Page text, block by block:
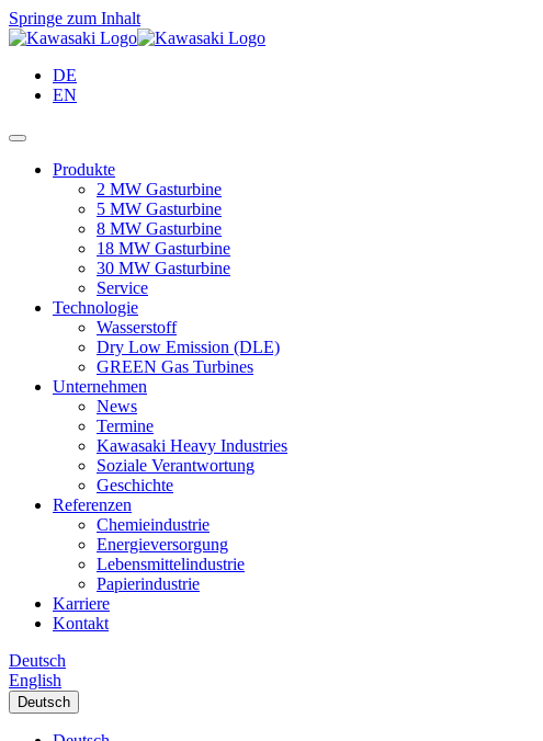
Springe zum Inhalt
DE
EN
Produkte
2 MW Gasturbine
5 MW Gasturbine
8 MW Gasturbine
18 MW Gasturbine
30 MW Gasturbine
Service
Technologie
Wasserstoff
Dry Low Emission (DLE)
GREEN Gas Turbines
Unternehmen
News
Termine
Kawasaki Heavy Industries
Soziale Verantwortung
Geschichte
Referenzen
Chemieindustrie
Energieversorgung
Lebensmittelindustrie
Papierindustrie
Karriere
Kontakt
Deutsch
English
Deutsch